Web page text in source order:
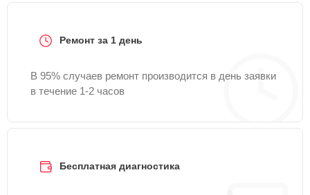
Ремонт за 1 день
В 95% случаев ремонт производится в день заявки
в течение 1-2 часов
Бесплатная диагностика